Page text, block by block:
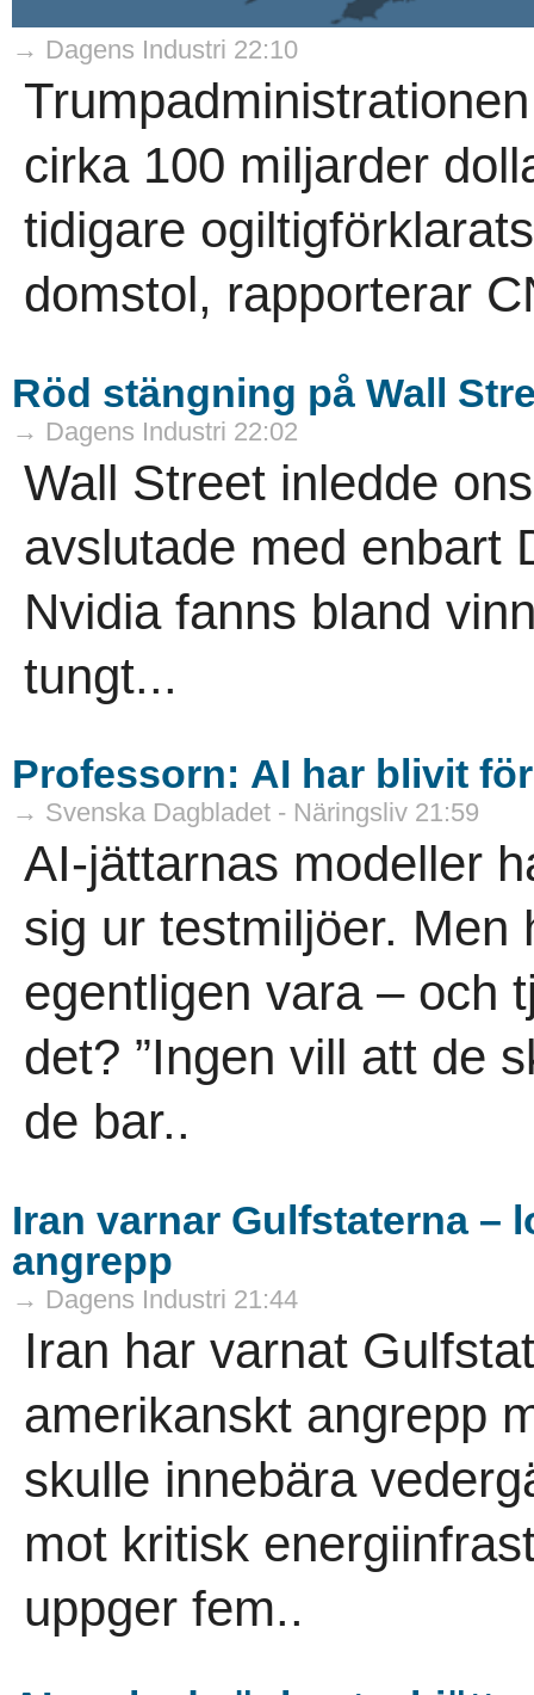
→ Dagens Industri 22:10
cirka 100 miljarder
tidigare
domstol, rapporterar
Röd stängning på Wall
→ Dagens Industri 22:02
Wall Street inledde
avslutade med enbart
Nvidia fanns bland
tungt...
Professorn: AI har blivit
→ Svenska Dagbladet - Näringsliv 21:59
AI-jättarnas modeller
sig ur testmiljöer. Men
egentligen vara – och
det? ”Ingen vill att de
de bar..
Iran varnar Gulfstaterna –
angrepp
→ Dagens Industri 21:44
Iran har varnat
amerikanskt angrepp
skulle innebära
mot kritisk
uppger fem..